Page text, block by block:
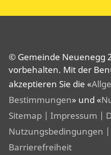
© Gemeinde Neuenegg
vorbehalten. Mit der
akzeptieren Sie die «
Bestimmungen» und «
Sitemap | Impressum |
Nutzungsbedingungen
Barrierefreiheit